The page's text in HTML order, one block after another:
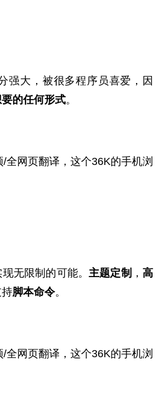
强大，被很多程序员喜爱，因
的任何形式。
无限制的可能。主题定制 ，高
脚本命令。